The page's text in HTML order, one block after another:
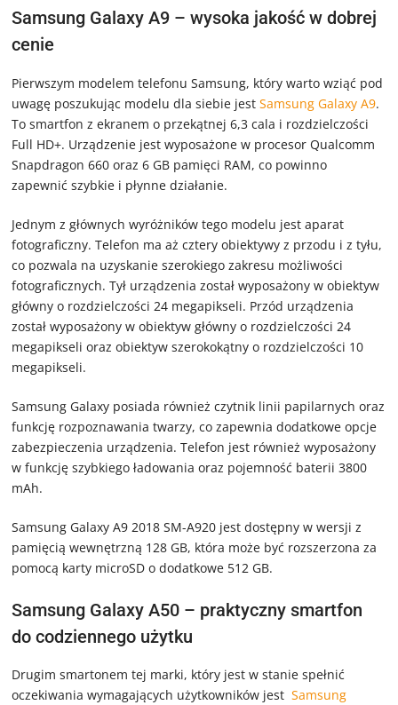
Samsung Galaxy A9 – wysoka jakość w dobrej
cenie
Pierwszym modelem telefonu Samsung, który warto wziąć pod
uwagę poszukując modelu dla siebie jestSamsung Galaxy A9.
To smartfon z ekranem o przekątnej 6,3 cala i rozdzielczości
Full HD+. Urządzenie jest wyposażone w procesor Qualcomm
Snapdragon 660 oraz 6 GB pamięci RAM, co powinno
zapewnić szybkie i płynne działanie.
Jednym z głównych wyróżników tego modelu jest aparat
fotograficzny. Telefon ma aż cztery obiektywy z przodu i z tyłu,
co pozwala na uzyskanie szerokiego zakresu możliwości
fotograficznych. Tył urządzenia został wyposażony w obiektyw
główny o rozdzielczości 24 megapikseli. Przód urządzenia
został wyposażony w obiektyw główny o rozdzielczości 24
megapikseli oraz obiektyw szerokokątny o rozdzielczości 10
megapikseli.
Samsung Galaxy posiada również czytnik linii papilarnych oraz
funkcję rozpoznawania twarzy, co zapewnia dodatkowe opcje
zabezpieczenia urządzenia. Telefon jest również wyposażony
w funkcję szybkiego ładowania oraz pojemność baterii 3800
mAh.
Samsung Galaxy A9 2018 SM-A920 jest dostępny w wersji z
pamięcią wewnętrzną 128 GB, która może być rozszerzona za
pomocą karty microSD o dodatkowe 512 GB.
Samsung Galaxy A50 – praktyczny smartfon
do codziennego użytku
Drugim smartonem tej marki, który jest w stanie spełnić
oczekiwania wymagających użytkowników jestSamsung